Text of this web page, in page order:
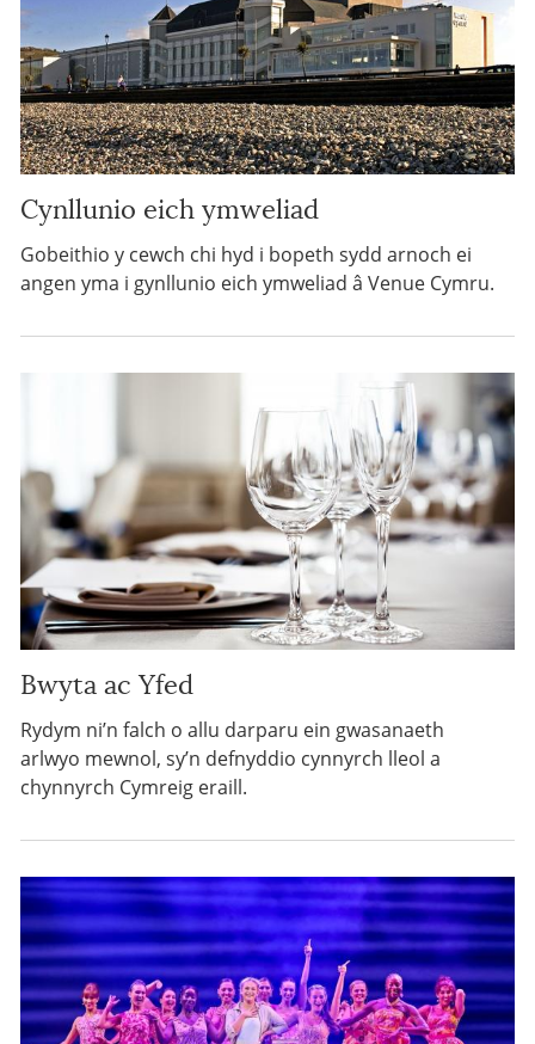
Cynllunio eich ymweliad
Gobeithio y cewch chi hyd i bopeth sydd arnoch ei
angen yma i gynllunio eich ymweliad â Venue Cymru.
Bwyta ac Yfed
Rydym ni’n falch o allu darparu ein gwasanaeth
arlwyo mewnol, sy’n defnyddio cynnyrch lleol a
chynnyrch Cymreig eraill.